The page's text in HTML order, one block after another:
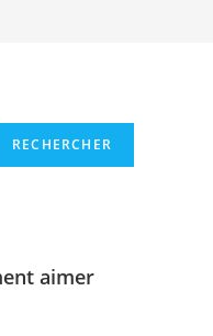
RECHERCHER
aimer